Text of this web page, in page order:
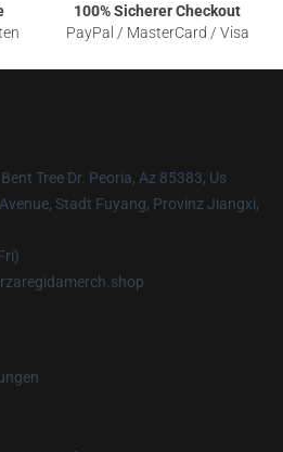
100% Sicherer Checkout
PayPal / MasterCard / Visa
Tree Dr. Peoria, Az 85383, Us
Stadt Fuyang, Provinz Jiangxi,